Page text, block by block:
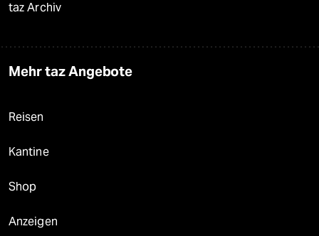
taz Archiv
Mehr taz Angebote
Reisen
Kantine
Shop
Anzeigen